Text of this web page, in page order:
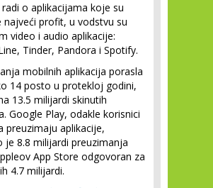
radi o aplikacijama koje su
najveći profit, u vodstvu su
video i audio aplikacije:
Tinder, Pandora i Spotify.
mobilnih aplikacija porasla
14 posto u protekloj godini,
13.5 milijardi skinutih
Google Play, odakle korisnici
preuzimaju aplikacije,
je 8.8 milijardi preuzimanja
App Store odgovoran za
4.7 milijardi.